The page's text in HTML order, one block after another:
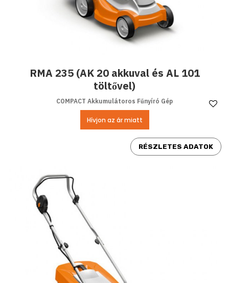
RMA 235 (AK 20 akkuval és AL 101
töltővel)
COMPACT Akkumulátoros Fűnyíró Gép
Hívjon az ár miatt
RÉSZLETES ADATOK